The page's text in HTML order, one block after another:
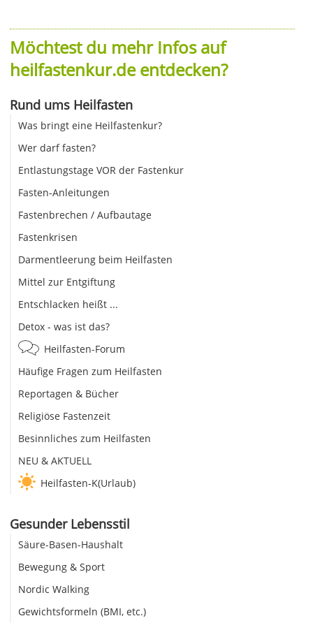
Möchtest du mehr Infos auf
heilfastenkur.de entdecken?
Rund ums Heilfasten
Was bringt eine Heilfastenkur?
Wer darf fasten?
Entlastungstage VOR der Fastenkur
Fasten-Anleitungen
Fastenbrechen / Aufbautage
Fastenkrisen
Darmentleerung beim Heilfasten
Mittel zur Entgiftung
Entschlacken heißt ...
Detox - was ist das?
Heilfasten-Forum
Häufige Fragen zum Heilfasten
Reportagen & Bücher
Religiöse Fastenzeit
Besinnliches zum Heilfasten
NEU & AKTUELL
Heilfasten-K(Urlaub)
Gesunder Lebensstil
Säure-Basen-Haushalt
Bewegung & Sport
Nordic Walking
Gewichtsformeln (BMI, etc.)